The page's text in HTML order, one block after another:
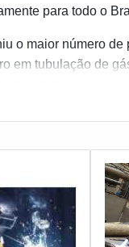
para todo o
o maior número de
em tubulação de